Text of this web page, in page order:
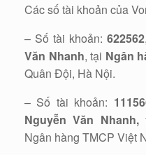
Các số tài khoản của
– Số tài khoản: 622562
Văn Nhanh, tại Ngân
Quân Đội, Hà Nội.
– Số tài khoản:
Nguyễn Văn Nhanh,
Ngân hàng TMCP Việt